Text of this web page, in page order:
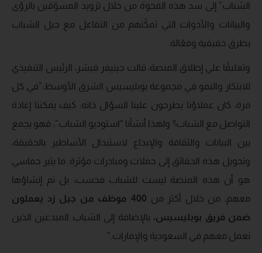
الشباب” إلى سد هذه الفجوة من خلال تزويد المسوّقين بالرؤى
والبيانات والأدوات التي تمكّنهم من التفاعل مع جيل الشباب
بطرق حقيقية وفعّالة.
وتعليقًا علي إطلاق المنصة، قالت جينيفر فيشر، الرئيس التنفيذي
للابتكار والنمو في مجموعة بوبليسيس الشرق الأوسط:”في كل
مرة، كان عملاؤنا يطرحون علينا السؤال ذاته: كيف يمكننا إعادة
التواصل مع الشباب؟ ولهذا أنشأنا “استوديو الشباب”، فهو يجمع
بين البيانات والثقافة والإبداع لاستبدال الأساطير بالحقيقة،
وتحويل هذه الحقائق إلى حملات ومبادرات مؤثرة. ما يثير حماسي
هو أن هذه المنصة ليست للشباب فحسب، بل تم إنشاؤها
معهم، من خلال أكثر من
400 موظف من جيل زد يعملون
ضمن فريق بوبليسيس، بالإضافة إلى الشباب المبدعين الذين
نعمل معهم في السعودية والإمارات.”